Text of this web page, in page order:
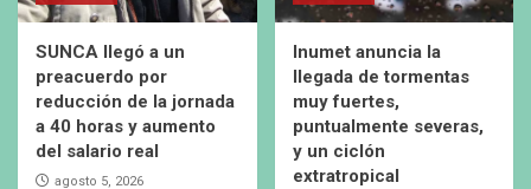
SUNCA llegó a un
preacuerdo por
reducción de la jornada
a 40 horas y aumento
del salario real
agosto 5, 2026
Inumet anuncia la
llegada de tormentas
muy fuertes,
puntualmente severas,
y un ciclón
extratropical